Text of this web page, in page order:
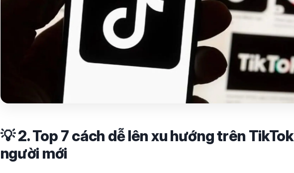
💡 2. Top 7 cách dễ lên xu hướng trên
người mới